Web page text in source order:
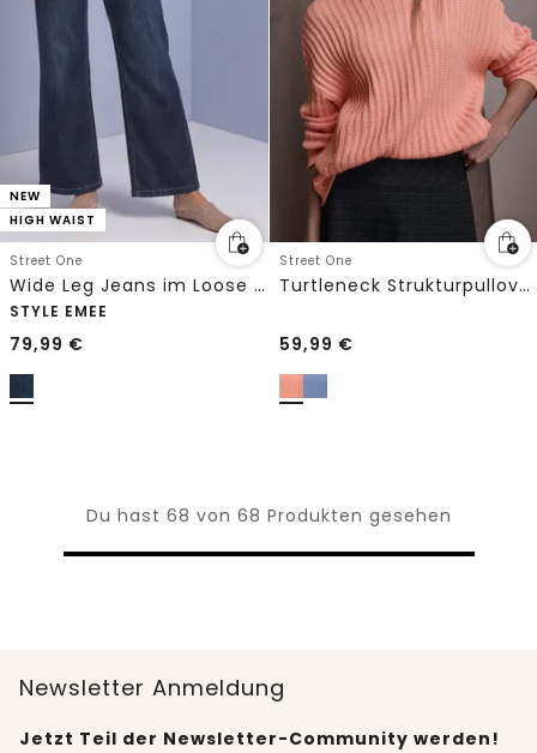
NEW
HIGH WAIST
Street One
Wide Leg Jeans im Loose Fit mit Dekodetails
STYLE EMEE
79,99 €
Street One
Turtleneck Strukturpullover
59,99 €
Du hast 68 von 68 Produkten gesehen
Newsletter Anmeldung
Jetzt Teil der Newsletter-Community werden!